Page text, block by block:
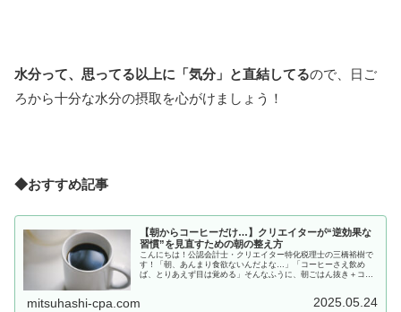
水分って、思ってる以上に「気分」と直結してるので、日ご
ろから十分な水分の摂取を心がけましょう！
◆おすすめ記事
【朝からコーヒーだけ…】クリエイターが“逆効果な
習慣”を見直すための朝の整え方
こんにちは！公認会計士・クリエイター特化税理士の三橋裕樹で
す！「朝、あんまり食欲ないんだよな…」「コーヒーさえ飲め
ば、とりあえず目は覚める」そんなふうに、朝ごはん抜き＋コー
mitsuhashi-cpa.com 2025.05.24